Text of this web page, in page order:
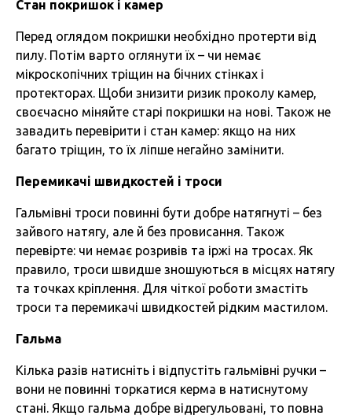
Стан покришок і камер
Перед оглядом покришки необхідно протерти від
пилу. Потім варто оглянути їх – чи немає
мікроскопічних тріщин на бічних стінках і
протекторах. Щоби знизити ризик проколу камер,
своєчасно міняйте старі покришки на нові. Також не
завадить перевірити і стан камер: якщо на них
багато тріщин, то їх ліпше негайно замінити.
Перемикачі швидкостей і троси
Гальмівні троси повинні бути добре натягнуті – без
зайвого натягу, але й без провисання. Також
перевірте: чи немає розривів та іржі на тросах. Як
правило, троси швидше зношуються в місцях натягу
та точках кріплення. Для чіткої роботи змастіть
троси та перемикачі швидкостей рідким мастилом.
Гальма
Кілька разів натисніть і відпустіть гальмівні ручки –
вони не повинні торкатися керма в натиснутому
стані. Якщо гальма добре відрегульовані, то повна